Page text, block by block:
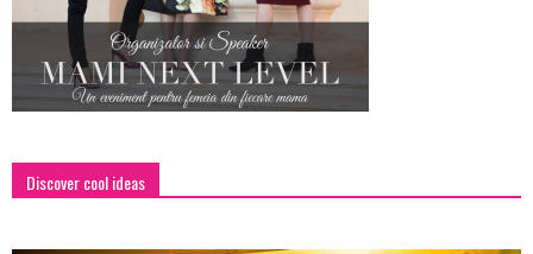
Discover cool ideas